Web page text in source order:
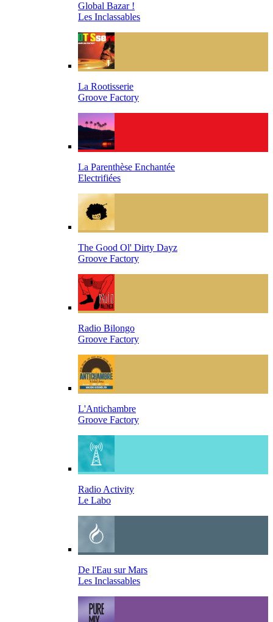
Global Bazar !
Les Inclassables
La Rootisserie
Groove Factory
La Parenthèse Enchantée
Electrifiées
The Good Ol' Dirty Dayz
Groove Factory
Radio Bilongo
Groove Factory
L'Antichambre
Groove Factory
Radio Activity
Le Labo
De l'Eau sur Mars
Les Inclassables